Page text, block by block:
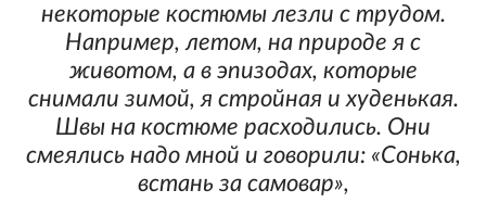
некоторые костюмы лезли с трудом.
Например, летом, на природе я с
животом, а в эпизодах, которые
снимали зимой, я стройная и худенькая.
Швы на костюме расходились. Они
смеялись надо мной и говорили: «Сонька,
встань за самовар»,